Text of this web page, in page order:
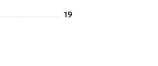
19